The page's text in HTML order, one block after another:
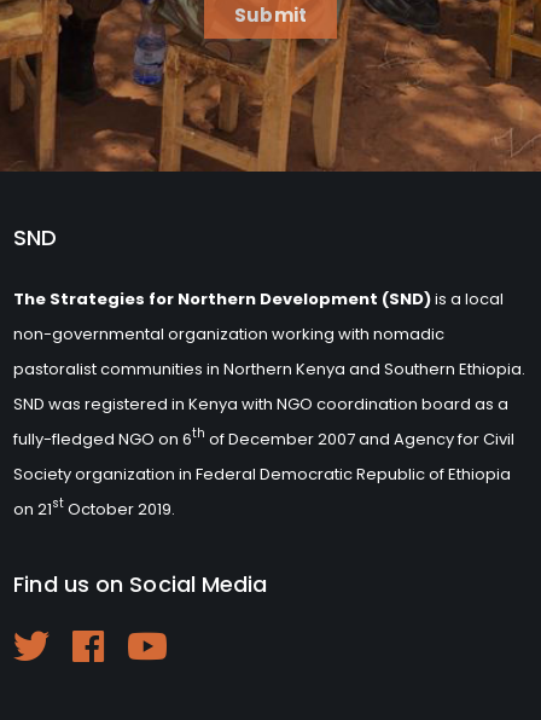
Submit
SND
The Strategies for Northern Development (SND)is a local
non-governmental organization working with nomadic
pastoralist communities in Northern Kenya and Southern Ethiopia.
SND was registered in Kenya with NGO coordination board as a
fully-fledged NGO on 6th of December 2007 and Agency for Civil
Society organization in Federal Democratic Republic of Ethiopia
on 21st October 2019.
Find us on Social Media